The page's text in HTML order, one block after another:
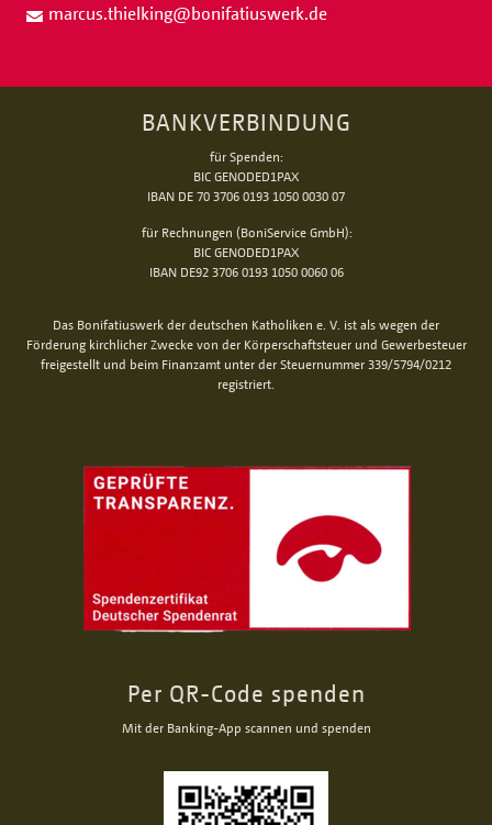
marcus.thielking@bonifatiuswerk.de
BANKVERBINDUNG
für Spenden:
BIC GENODED1PAX
IBAN DE 70 3706 0193 1050 0030 07
für Rechnungen (BoniService GmbH):
BIC GENODED1PAX
IBAN DE92 3706 0193 1050 0060 06
Das Bonifatiuswerk der deutschen Katholiken e. V. ist als wegen der
Förderung kirchlicher Zwecke von der Körperschaftsteuer und Gewerbesteuer
freigestellt und beim Finanzamt unter der Steuernummer 339/5794/0212
registriert.
Per QR-Code spenden
Mit der Banking-App scannen und spenden